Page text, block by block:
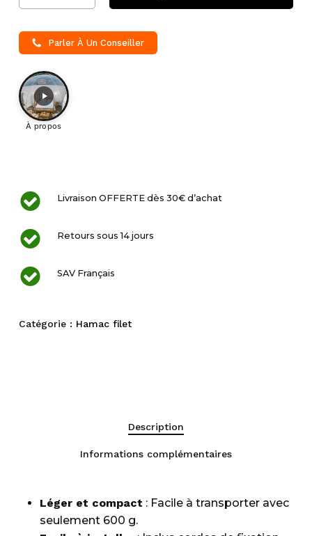
Parler À Un Conseiller
À propos
Livraison OFFERTE dès 30€ d’achat
Retours sous 14 jours
SAV Français
Catégorie : Hamac filet
Description
Informations complémentaires
Léger et compact : Facile à transporter avec
seulement 600 g.